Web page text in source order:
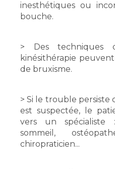
inesthétiques ou
bouche.
> Des techniques
kinésithérapie
de bruxisme.
> Si le trouble persiste
est suspectée, le
vers un spécialiste
sommeil,
chiropraticien...